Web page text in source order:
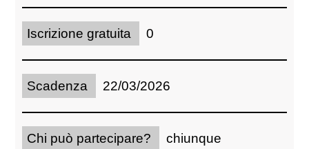
Iscrizione gratuita 0
Scadenza 22/03/2026
Chi può partecipare? chiunque